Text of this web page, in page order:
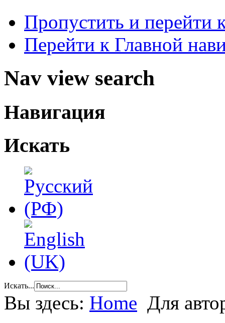
Пропустить и перейти
Перейти к Главной
Nav view search
Навигация
Искать
Искать...
Вы здесь: Home Для